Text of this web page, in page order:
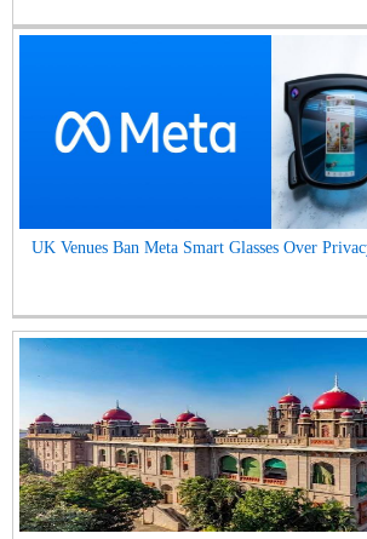
UK Venues Ban Meta Smart Glasses Over